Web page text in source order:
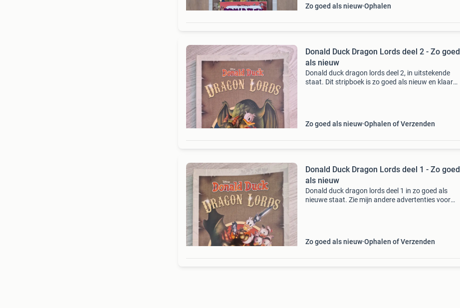
Zo goed als nieuw Ophalen
Donald Duck Dragon Lords deel 2 - Zo goed
als nieuw
Donald duck dragon lords deel 2, in uitstekende
staat. Dit stripboek is zo goed als nieuw en klaar
Zo goed als nieuw Ophalen of Verzenden
Donald Duck Dragon Lords deel 1 - Zo goed
als nieuw
Donald duck dragon lords deel 1 in zo goed als
nieuwe staat. Zie mijn andere advertenties voor
Zo goed als nieuw Ophalen of Verzenden